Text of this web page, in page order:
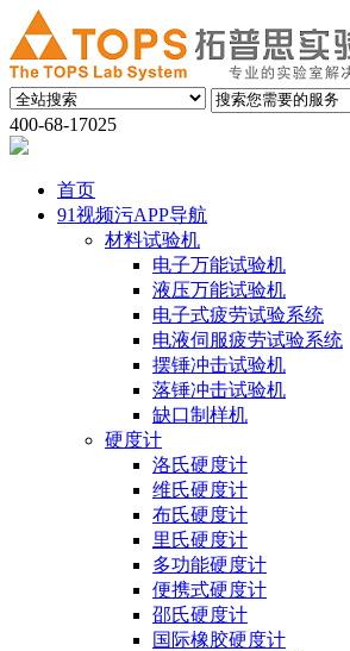
400-68-17025
首页
91视频污APP导航
材料试验机
电子万能试验机
液压万能试验机
电子式疲劳试验系统
电液伺服疲劳试验系统
摆锤冲击试验机
落锤冲击试验机
缺口制样机
硬度计
洛氏硬度计
维氏硬度计
布氏硬度计
里氏硬度计
多功能硬度计
便携式硬度计
邵氏硬度计
国际橡胶硬度计